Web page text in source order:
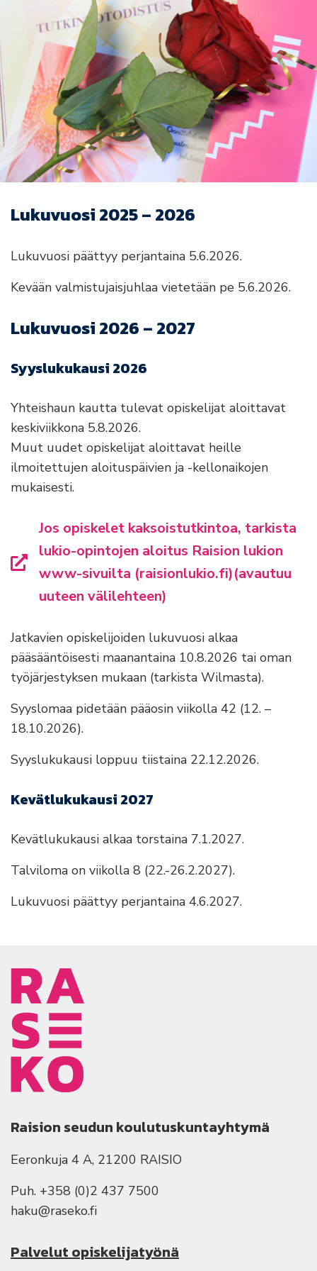
Lukuvuosi 2025 – 2026
Lukuvuosi päättyy perjantaina 5.6.2026.
Kevään valmistujaisjuhlaa vietetään pe 5.6.2026.
Lukuvuosi 2026 – 2027
Syyslukukausi 2026
Yhteishaun kautta tulevat opiskelijat aloittavat
keskiviikkona 5.8.2026.
Muut uudet opiskelijat aloittavat heille
ilmoitettujen aloituspäivien ja -kellonaikojen
mukaisesti.
Jos opiskelet kaksoistutkintoa, tarkista
lukio-opintojen aloitus Raision lukion
www-sivuilta (raisionlukio.fi)(avautuu
uuteen välilehteen)
Jatkavien opiskelijoiden lukuvuosi alkaa
pääsääntöisesti maanantaina 10.8.2026 tai oman
työjärjestyksen mukaan (tarkista Wilmasta).
Syyslomaa pidetään pääosin viikolla 42 (12. –
18.10.2026).
Syyslukukausi loppuu tiistaina 22.12.2026.
Kevätlukukausi 2027
Kevätlukukausi alkaa torstaina 7.1.2027.
Talviloma on viikolla 8 (22.-26.2.2027).
Lukuvuosi päättyy perjantaina 4.6.2027.
Raision seudun koulutuskuntayhtymä
Eeronkuja 4 A, 21200 RAISIO
Puh. +358 (0)2 437 7500
haku@raseko.fi
Palvelut opiskelijatyönä